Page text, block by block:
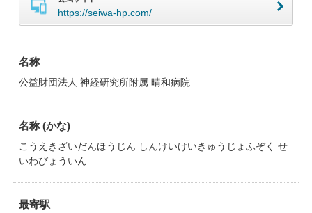
https://seiwa-hp.com/
名称
公益財団法人 神経研究所附属 晴和病院
名称 (かな)
こうえきざいだんほうじん しんけいけいきゅうじょふぞく せ
いわびょういん
最寄駅